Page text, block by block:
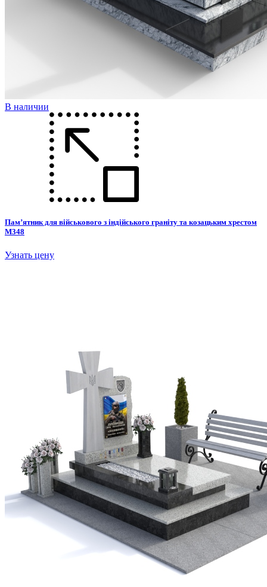
В наличии
Пам’ятник для військового з індійського граніту та козацьким хрестом
М348
Узнать цену